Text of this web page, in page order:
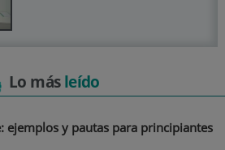
Lo másleído
ejemplos y pautas para principiantes